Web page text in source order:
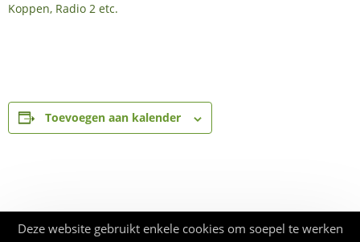
Koppen, Radio 2 etc.
Toevoegen aan kalender
Deze website gebruikt enkele cookies om soepel te werken